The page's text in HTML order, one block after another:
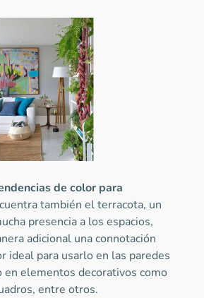
de color para
también el terracota, un
presencia a los espacios,
adicional una connotación
ideal para usarlo en las paredes
en elementos decorativos como
entre otros.